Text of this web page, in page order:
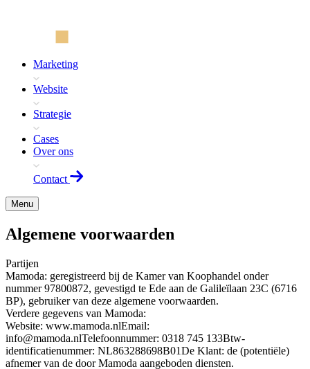
Marketing
Website
Strategie
Cases
Over ons
Contact
Menu
Algemene voorwaarden
Partijen
Mamoda: geregistreerd bij de Kamer van Koophandel onder
nummer 97800872, gevestigd te Ede aan de Galileïlaan 23C (6716
BP), gebruiker van deze algemene voorwaarden.
Verdere gegevens van Mamoda:
Website: www.mamoda.nlEmail:
info@mamoda.nlTelefoonnummer: 0318 745 133Btw-
identificatienummer: NL863288698B01De Klant: de (potentiële)
afnemer van de door Mamoda aangeboden diensten.